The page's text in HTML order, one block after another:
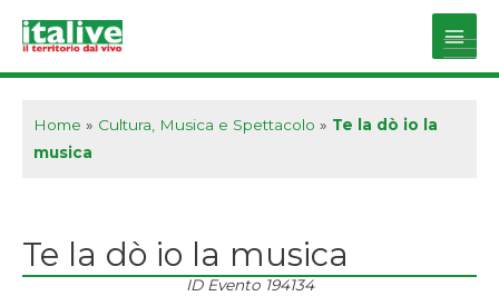
Main
Home » Cultura, Musica e Spettacolo » Te la dò io la
musica
Te la dò io la musica
ID Evento 194134